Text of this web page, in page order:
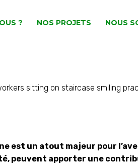
? NOS PROJETS NOUS
est un atout majeur pour
peuvent apporter une